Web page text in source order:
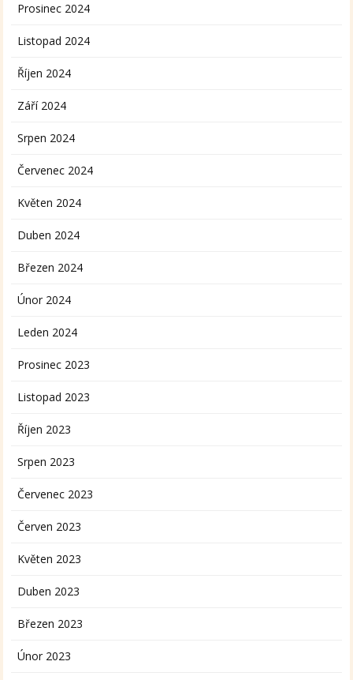
Prosinec 2024
Listopad 2024
Říjen 2024
Září 2024
Srpen 2024
Červenec 2024
Květen 2024
Duben 2024
Březen 2024
Únor 2024
Leden 2024
Prosinec 2023
Listopad 2023
Říjen 2023
Srpen 2023
Červenec 2023
Červen 2023
Květen 2023
Duben 2023
Březen 2023
Únor 2023